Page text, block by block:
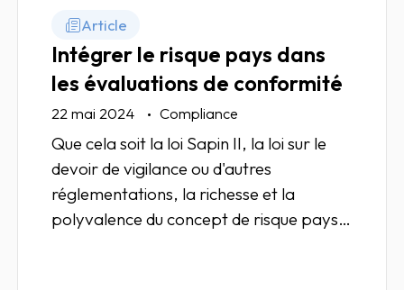
Article
Intégrer le risque pays dans
les évaluations de conformité
22 mai 2024 Compliance
Que cela soit la loi Sapin II, la loi sur le
devoir de vigilance ou d'autres
réglementations, la richesse et la
polyvalence du concept de risque pays